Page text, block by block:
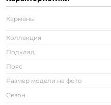
Карманы
Коллекция
Подклад
Пояс
Размер модели на фото
Сезон